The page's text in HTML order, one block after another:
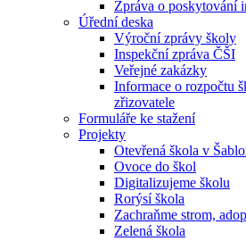
Zpráva o poskytování
Úřední deska
Výroční zprávy školy
Inspekční zpráva ČŠI
Veřejné zakázky
Informace o rozpočtu
zřizovatele
Formuláře ke stažení
Projekty
Otevřená škola v
Ovoce do škol
Digitalizujeme školu
Rorýsí škola
Zachraňme strom,
Zelená škola